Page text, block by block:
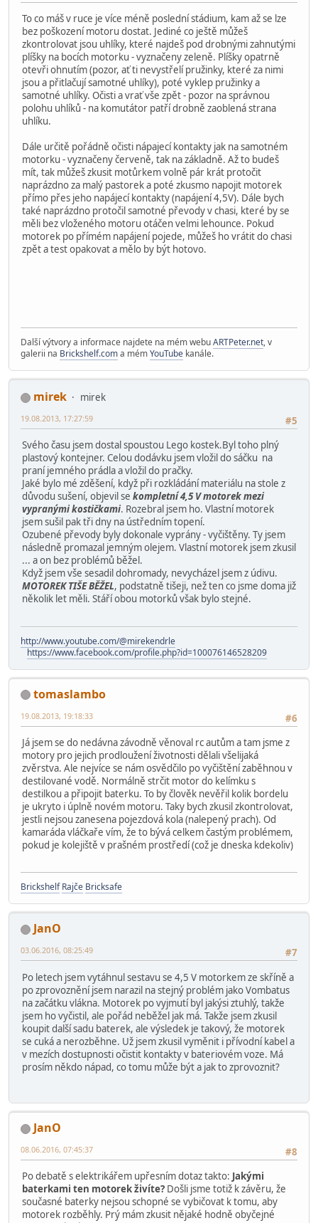
To co máš v ruce je více méně poslední stádium, kam až se lze
bez poškození motoru dostat. Jediné co ještě můžeš
zkontrolovat jsou uhlíky, které najdeš pod drobnými zahnutými
plíšky na bocích motorku - vyznačeny zeleně. Plíšky opatrně
otevři ohnutím (pozor, ať ti nevystřelí pružinky, které za nimi
jsou a přitlačují samotné uhlíky), poté vyklep pružinky a
samotné uhlíky. Očisti a vrať vše zpět - pozor na správnou
polohu uhlíků - na komutátor patří drobně zaoblená strana
uhlíku.
Dále určitě pořádně očisti nápajecí kontakty jak na samotném
motorku - vyznačeny červeně, tak na základně. Až to budeš
mít, tak můžeš zkusit motůrkem volně pár krát protočit
naprázdno za malý pastorek a poté zkusmo napojit motorek
přímo přes jeho napájecí kontakty (napájení 4,5V). Dále bych
také naprázdno protočil samotné převody v chasi, které by se
měli bez vloženého motoru otáčen velmi lehounce. Pokud
motorek po přímém napájení pojede, můžeš ho vrátit do chasi
zpět a test opakovat a mělo by být hotovo.
Další výtvory a informace najdete na mém webuARTPeter.net, v
galerii na Brickshelf.coma mémYouTube kanále.
mirek
mirek
#5
19.08.2013, 17:27:59
Svého času jsem dostal spoustou Lego kostek.Byl toho plný
plastový kontejner. Celou dodávku jsem vložil do sáčku na
praní jemného prádla a vložil do pračky.
Jaké bylo mé zděšení, když při rozkládání materiálu na stole z
důvodu sušení, objevil se kompletní 4,5 V motorek mezi
vypranými kostičkami. Rozebral jsem ho. Vlastní motorek
jsem sušil pak tři dny na ústředním topení.
Ozubené převody byly dokonale vyprány - vyčištěny. Ty jsem
následně promazal jemným olejem. Vlastní motorek jsem zkusil
... a on bez problémů běžel.
Když jsem vše sesadil dohromady, nevycházel jsem z údivu.
MOTOREK TIŠE BĚŽEL, podstatně tišeji, než ten co jsme doma již
několik let měli. Stáří obou motorků však bylo stejné.
http://www.youtube.com/@mirekendrle
https://www.facebook.com/profile.php?id=100076146528209
tomaslambo
#6
19.08.2013, 19:18:33
Já jsem se do nedávna závodně věnoval rc autům a tam jsme z
motory pro jejich prodloužení životnosti dělali všelijaká
zvěrstva. Ale nejvíce se nám osvědčilo po vyčištění zaběhnou v
destilované vodě. Normálně strčit motor do kelímku s
destilkou a připojit baterku. To by člověk nevěřil kolik bordelu
je ukryto i úplně novém motoru. Taky bych zkusil zkontrolovat,
jestli nejsou zanesena pojezdová kola (nalepený prach). Od
kamaráda vláčkaře vím, že to bývá celkem častým problémem,
pokud je kolejiště v prašném prostředí (což je dneska kdekoliv)
Brickshelf Rajče Bricksafe
JanO
#7
03.06.2016, 08:25:49
Po letech jsem vytáhnul sestavu se 4,5 V motorkem ze skříně a
po zprovoznění jsem narazil na stejný problém jako Vombatus
na začátku vlákna. Motorek po vyjmutí byl jakýsi ztuhlý, takže
jsem ho vyčistil, ale pořád neběžel jak má. Takže jsem zkusil
koupit další sadu baterek, ale výsledek je takový, že motorek
se cuká a nerozběhne. Už jsem zkusil vyměnit i přívodní kabel a
v mezích dostupnosti očistit kontakty v bateriovém voze. Má
prosím někdo nápad, co tomu může být a jak to zprovoznit?
JanO
#8
08.06.2016, 07:45:37
Po debatě s elektrikářem upřesním dotaz takto: Jakými
baterkami ten motorek živíte? Došli jsme totiž k závěru, že
současné baterky nejsou schopné se vybičovat k tomu, aby
motorek rozběhly. Prý mám zkusit nějaké hodně obyčejné